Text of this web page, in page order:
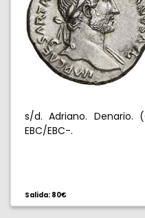
s/d. Adriano. Denario.
EBC/EBC-.
Salida: 80€